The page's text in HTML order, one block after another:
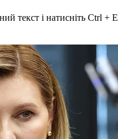
текст і натисніть Ctrl